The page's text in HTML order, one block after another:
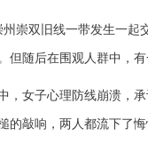
双旧线一带发生一起
但随后在围观人群中，
女子心理防线崩溃，承
的敲响，两人都流下了